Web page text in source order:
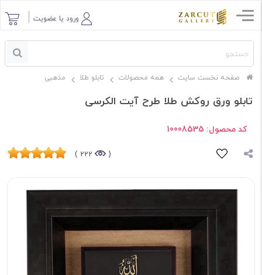
ورود یا عضویت
صفحه نخست سایت همه محصولات تابلو طلا مذهبی
تابلو ورق روکش طلا طرح آیت الکرسی
کد محصول: 10008535
(
222 )